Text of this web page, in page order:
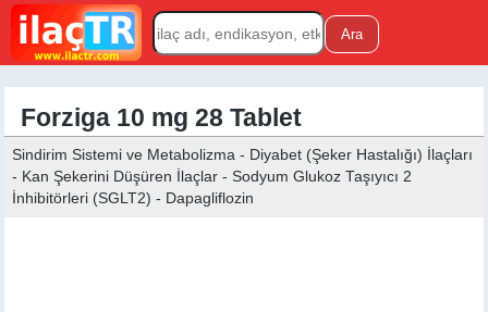
Forziga 10 mg 28 Tablet
Sindirim Sistemi ve Metabolizma - Diyabet (Şeker Hastalığı) İlaçları
- Kan Şekerini Düşüren İlaçlar - Sodyum Glukoz Taşıyıcı 2
İnhibitörleri (SGLT2) - Dapagliflozin